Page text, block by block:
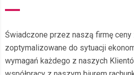
Świadczone przez naszą firmę ceny
zoptymalizowane do sytuacji
wymagań każdego z naszych